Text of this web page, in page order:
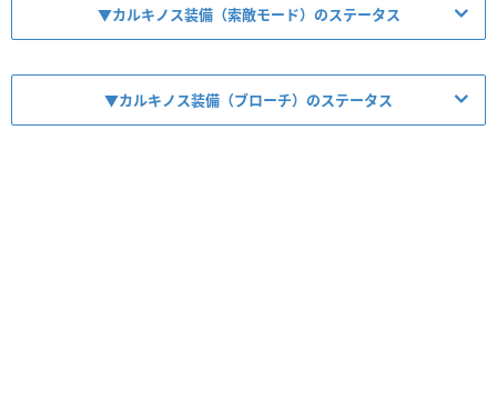
▼カルキノス装備（索敵モード）のステータス
▼カルキノス装備（ブローチ）のステータス